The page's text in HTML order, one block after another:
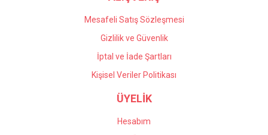
Mesafeli Satış Sözleşmesi
Gizlilik ve Güvenlik
İptal ve İade Şartları
Kişisel Veriler Politikası
ÜYELİK
Hesabım